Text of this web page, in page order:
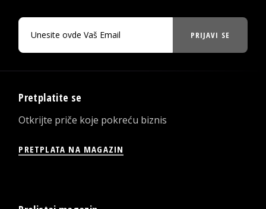
PRIJAVI SE
Pretplatite se
Otkrijte priče koje pokreću biznis
PRETPLATA NA MAGAZIN